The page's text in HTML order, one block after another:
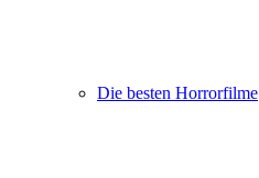
Die besten Horrorfilme